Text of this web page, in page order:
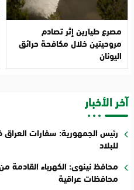
مصرع طيارين إثر تصادم
مروحيتين خلال مكافحة حرائق
اليونان
آخر الأخبار
رئيس الجمهورية: سفارات
للبلاد
محافظ نينوى: الكهرباء القادمة
محافظات عراقية